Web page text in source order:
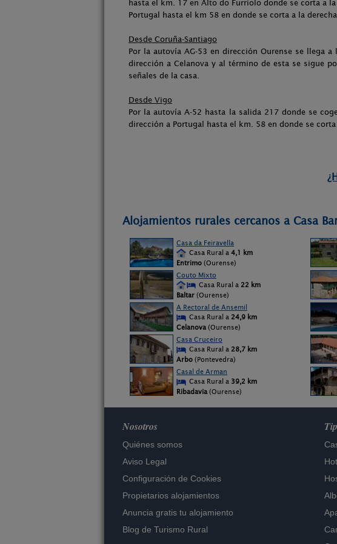
hasta el km. 17 en Alto do Furriolo donde se corta a
Portugal hasta el km 58 en donde se corta a la
Desde Coruña-Santiago
Por la autovía AG-53 en dirección Ourense se llega
dirección a Celanova y al término de esta se sigue
señales de la casa.
Desde Vigo
Por la autovía A-52 hasta la salida 217 donde se
dirección a Portugal hasta el km. 58 en donde se
Alojamientos rurales cercanos a Casa
Casa da Feiravella
Casa Rural a 4,1 km
Entrimo (Ourense)
Couto Mixto
Casa Rural a 22 km
Baltar (Ourense)
A Rectoral de Ansemil
Casa Rural a 24,9 km
Celanova (Ourense)
Casa Cruceiro
Casa Rural a 28,7 km
Arbo (Pontevedra)
Casal de Arman
Casa Rural a 39,2 km
Ribadavia (Ourense)
Nosotros
Quiénes somos
Aviso Legal
Configuración de Cookies
Propietarios alojamientos
Anuncia gratis tu alojamiento
Blog de Turismo Rural